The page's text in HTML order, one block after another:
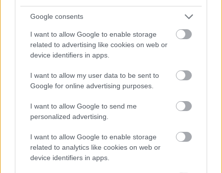
Google consents
I want to allow Google to enable storage
related to advertising like cookies on web or
device identifiers in apps.
I want to allow my user data to be sent to
Google for online advertising purposes.
I want to allow Google to send me
personalized advertising.
I want to allow Google to enable storage
related to analytics like cookies on web or
device identifiers in apps.
vyjsť draho. Ako ho ochrániť pred hnitím a škodcami?
clovek by cakal ze vysusene drahe drevo bolo predtym naparovane aby
Najnovšie časopisy